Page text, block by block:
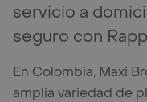
servicio a
seguro con
En Colombia, Maxi
amplia variedad de